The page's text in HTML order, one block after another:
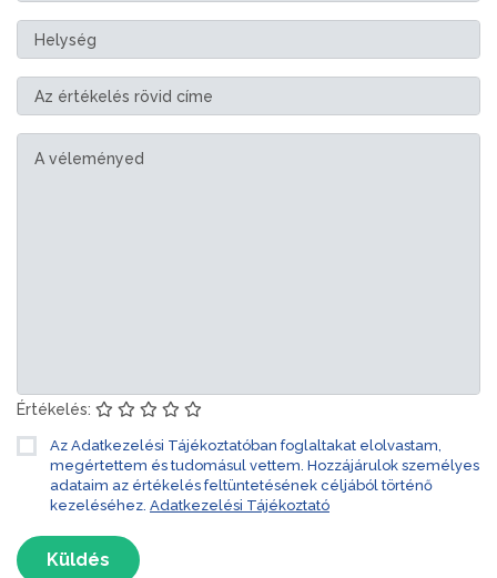
Értékelés:
Az Adatkezelési Tájékoztatóban foglaltakat elolvastam,
megértettem és tudomásul vettem. Hozzájárulok személyes
adataim az értékelés feltüntetésének céljából történő
kezeléséhez. Adatkezelési Tájékoztató
Küldés